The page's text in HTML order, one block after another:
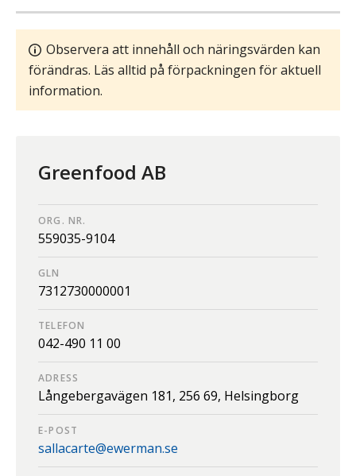
Observera att innehåll och näringsvärden kan
förändras. Läs alltid på förpackningen för aktuell
information.
Greenfood AB
ORG. NR.
559035-9104
GLN
7312730000001
TELEFON
042-490 11 00
ADRESS
Långebergavägen 181, 256 69, Helsingborg
E-POST
sallacarte@ewerman.se